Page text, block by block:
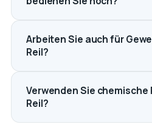
Arbeiten Sie auch für
Reil?
Verwenden Sie chemische
Reil?